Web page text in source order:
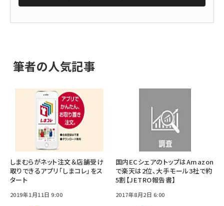
筆者の人気記事
しまむらがネット注文＆店舗受け
取りできるアプリ「しまコレ」をス
タート
2019年1月11日 9:00
国内ECシェアのトップはAmazon
で楽天は2位、大手モール3社で約
5割【JETRO報告書】
2017年8月2日 6:00